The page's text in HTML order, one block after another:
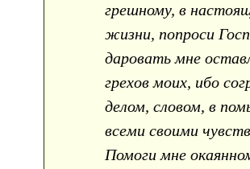
грешному, в
жизни, попроси
даровать мне
грехов моих, ибо
делом, словом, в
всеми своими
Помоги мне